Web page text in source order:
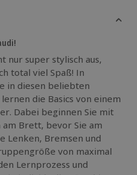
nur super stylisch aus,
total viel Spaß! In
in diesen beliebten
die Basics von einem
Dabei beginnen Sie mit
am Brett, bevor Sie am
Lenken, Bremsen und
von maximal
Lernprozess und